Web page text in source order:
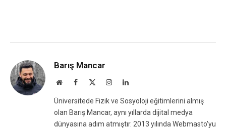
Barış Mancar
WebsiteFacebook InstagramLinkedIn
Üniversitede Fizik ve Sosyoloji eğitimlerini almış
olan Barış Mancar, aynı yıllarda dijital medya
dünyasına adım atmıştır. 2013 yılında Webmasto'yu